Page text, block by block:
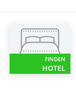
FINDEN
HOTEL